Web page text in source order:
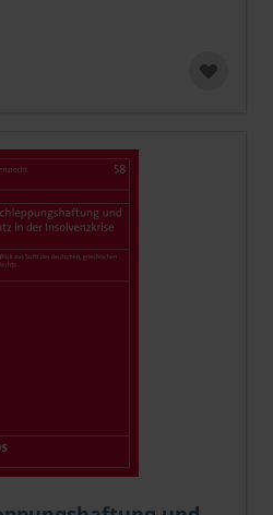
richtet sich nach der